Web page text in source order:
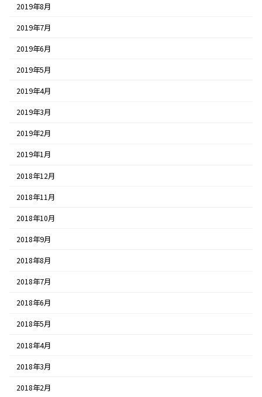
2019年8月
2019年7月
2019年6月
2019年5月
2019年4月
2019年3月
2019年2月
2019年1月
2018年12月
2018年11月
2018年10月
2018年9月
2018年8月
2018年7月
2018年6月
2018年5月
2018年4月
2018年3月
2018年2月